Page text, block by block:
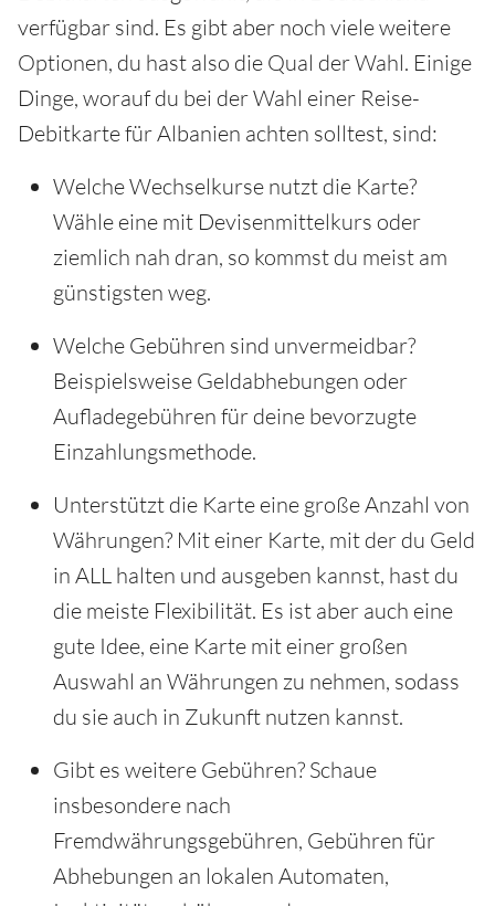
verfügbar sind. Es gibt aber noch viele weitere
Optionen, du hast also die Qual der Wahl. Einige
Dinge, worauf du bei der Wahl einer Reise-
Debitkarte für Albanien achten solltest, sind:
Welche Wechselkurse nutzt die Karte?
Wähle eine mit Devisenmittelkurs oder
ziemlich nah dran, so kommst du meist am
günstigsten weg.
Welche Gebühren sind unvermeidbar?
Beispielsweise Geldabhebungen oder
Aufladegebühren für deine bevorzugte
Einzahlungsmethode.
Unterstützt die Karte eine große Anzahl von
Währungen? Mit einer Karte, mit der du Geld
in ALL halten und ausgeben kannst, hast du
die meiste Flexibilität. Es ist aber auch eine
gute Idee, eine Karte mit einer großen
Auswahl an Währungen zu nehmen, sodass
du sie auch in Zukunft nutzen kannst.
Gibt es weitere Gebühren? Schaue
insbesondere nach
Fremdwährungsgebühren, Gebühren für
Abhebungen an lokalen Automaten,